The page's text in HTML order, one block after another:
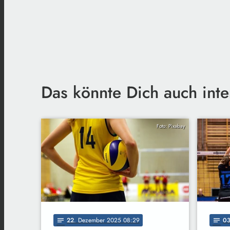
Das könnte Dich auch
Foto: Pixabay
notes 22. Dezember 2025 08:29 notes 03